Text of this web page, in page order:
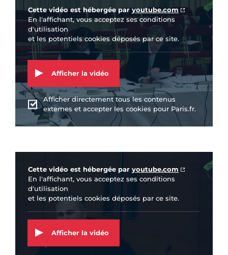
Cette vidéo est hébergée paryoutube.com
En l'affichant, vous acceptez ses conditions
d'utilisation
et les potentiels cookies déposés par ce site.
Afficher la vidéo
Afficher directement tous les contenus
externes et accepter les cookies pour Paris.fr.
Cette vidéo est hébergée par youtube.com
En l'affichant, vous acceptez ses conditions
d'utilisation
et les potentiels cookies déposés par ce site.
Afficher la vidéo